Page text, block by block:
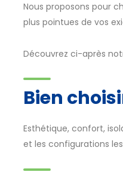
Nous proposons pour
plus pointues de vos
Découvrez ci-après
Bien
Esthétique, confort,
et les configurations